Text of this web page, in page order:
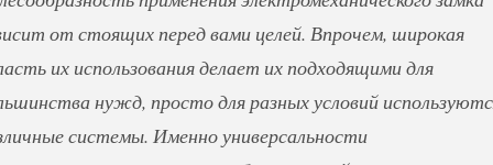
от стоящих перед вами целей. Впрочем, широкая
их использования делает их подходящими для
нужд, просто для разных условий
системы. Именно универсальности